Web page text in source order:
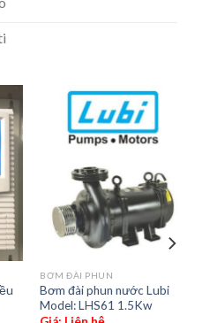
BƠM ĐÀI PHUN
Bơm đài phun nước Lubi
Model: LHS61 1.5Kw